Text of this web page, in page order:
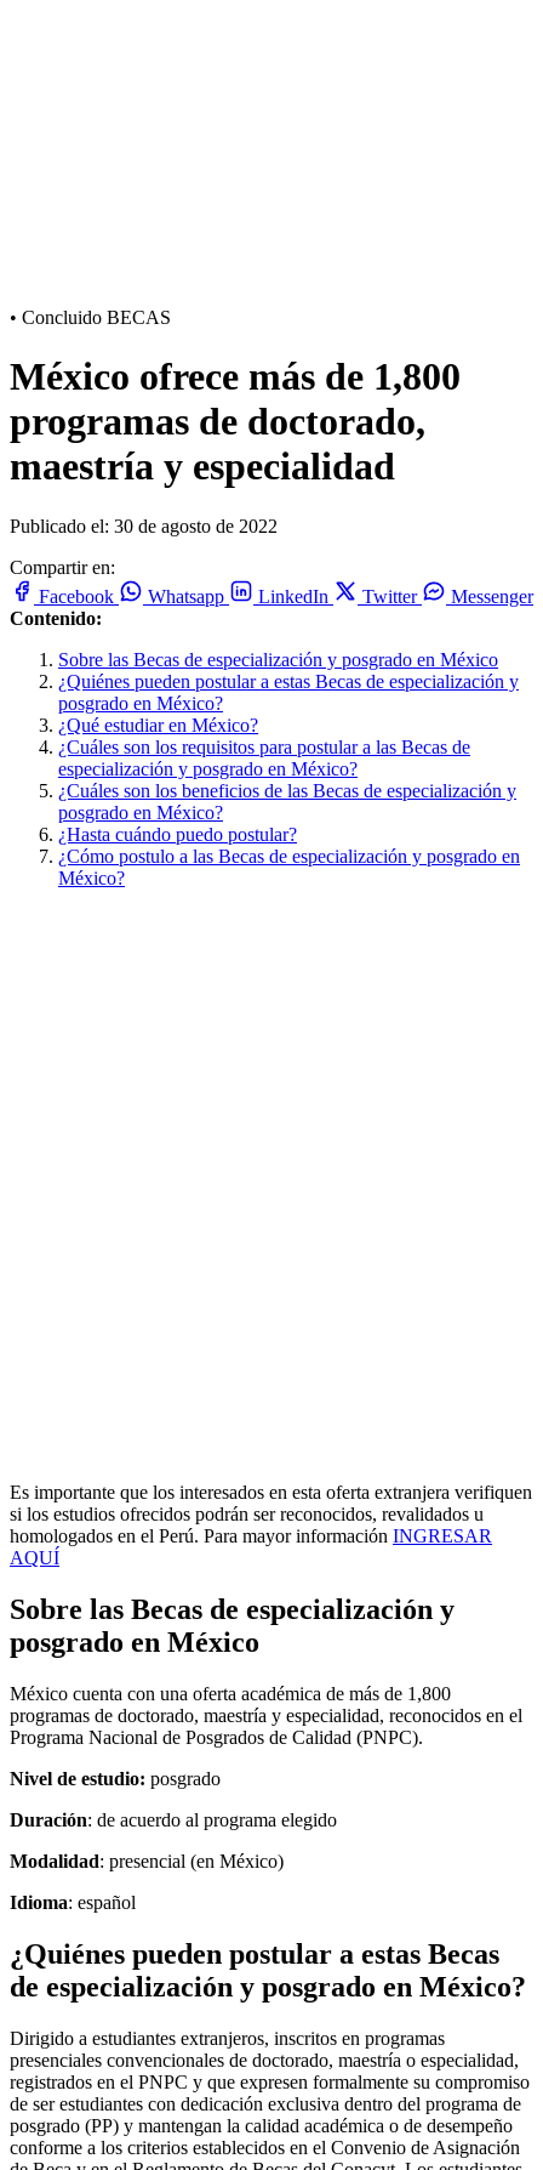
• Concluido BECAS
México ofrece más de 1,800
programas de doctorado,
maestría y especialidad
Publicado el: 30 de agosto de 2022
Compartir en:
Facebook
Whatsapp LinkedIn Twitter
Messenger
Contenido:
Sobre las Becas de especialización y posgrado en México
¿Quiénes pueden postular a estas Becas de especialización y
posgrado en México?
¿Qué estudiar en México?
¿Cuáles son los requisitos para postular a las Becas de
especialización y posgrado en México?
¿Cuáles son los beneficios de las Becas de especialización y
posgrado en México?
¿Hasta cuándo puedo postular?
¿Cómo postulo a las Becas de especialización y posgrado en
México?
Es importante que los interesados en esta oferta extranjera verifiquen
si los estudios ofrecidos podrán ser reconocidos, revalidados u
homologados en el Perú. Para mayor información INGRESAR
AQUÍ
Sobre las Becas de especialización y
posgrado en México
México cuenta con una oferta académica de más de 1,800
programas de doctorado, maestría y especialidad, reconocidos en el
Programa Nacional de Posgrados de Calidad (PNPC).
Nivel de estudio: posgrado
Duración: de acuerdo al programa elegido
Modalidad: presencial (en México)
Idioma: español
¿Quiénes pueden postular a estas Becas
de especialización y posgrado en México?
Dirigido a estudiantes extranjeros, inscritos en programas
presenciales convencionales de doctorado, maestría o especialidad,
registrados en el PNPC y que expresen formalmente su compromiso
de ser estudiantes con dedicación exclusiva dentro del programa de
posgrado (PP) y mantengan la calidad académica o de desempeño
conforme a los criterios establecidos en el Convenio de Asignación